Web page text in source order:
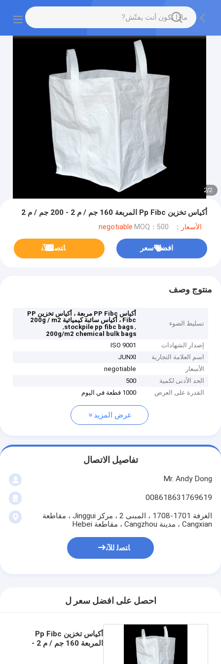
2
/
2
أكياس تخزين Pp Fibc المربعة 160 جم ​​/ م 2 - 200 جم / م 2
الأسعار：negotiable MOQ：500
افضل سعر ﺎﺘﺼﻟ ﺍﻶﻧ
منتوج وصف
تسليط الضوء
أكياس PP Fibc مربعة ، أكياس تخزين PP
Fibc ، أكياس سائبة كيميائية 200g / m2
,
stockpile pp fibc bags
,
200g/m2 chemical bulk bags
إصدار الشهادات
ISO 9001
اسم العلامة التجارية
JUNXI
الأسعار
negotiable
الحد الأدنى لكمية
500
القدرة على العرض
1000 قطعة في اليوم
عرض المزيد
تفاصيل الاتصال
Mr. Andy Dong
008618631769619
الغرفة 1701-1708 ، المبنى 2 ، مركز Jinggui ، مقاطعة
Cangxian ، مدينة Cangzhou ، مقاطعة Hebei
ﺎﺘﺼﻟ ﺍﻶﻧ
احصل على افضل سعر ل
أكياس تخزين Pp Fibc
المربعة 160 جم ​​/ م 2 -